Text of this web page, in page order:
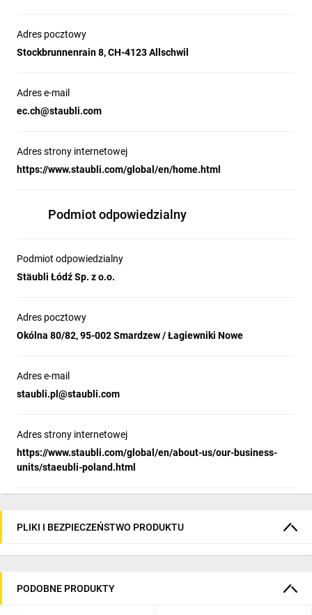
Adres pocztowy
Stockbrunnenrain 8, CH-4123 Allschwil
Adres e-mail
ec.ch@staubli.com
Adres strony internetowej
https://www.staubli.com/global/en/home.html
Podmiot odpowiedzialny
Podmiot odpowiedzialny
Stäubli Łódź Sp. z o.o.
Adres pocztowy
Okólna 80/82, 95-002 Smardzew / Łagiewniki Nowe
Adres e-mail
staubli.pl@staubli.com
Adres strony internetowej
https://www.staubli.com/global/en/about-us/our-business-
units/staeubli-poland.html
PLIKI I BEZPIECZEŃSTWO PRODUKTU
PODOBNE PRODUKTY